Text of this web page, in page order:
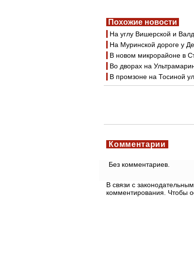
Похожие новости
На углу Вишерской и
На Муринской дороге у
В новом микрорайоне в
Во дворах на
В промзоне на Тосиной
Комментарии
Без комментариев.
В связи с
комментирования. Чтобы